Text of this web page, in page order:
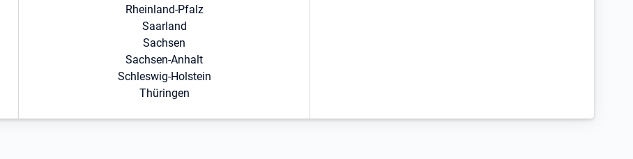
Rheinland-Pfalz
Saarland
Sachsen
Sachsen-Anhalt
Schleswig-Holstein
Thüringen